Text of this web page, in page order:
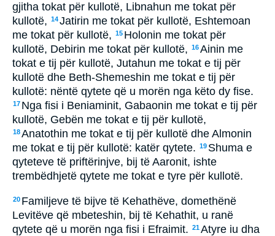
gjitha tokat për kullotë, Libnahun me tokat për
kullotë, 14Jatirin me tokat për kullotë, Eshtemoan
me tokat për kullotë, 15 Holonin me tokat për
kullotë, Debirin me tokat për kullotë, 16Ainin me
tokat e tij për kullotë, Jutahun me tokat e tij për
kullotë dhe Beth-Shemeshin me tokat e tij për
kullotë: nëntë qytete që u morën nga këto dy fise.
17 Nga fisi i Beniaminit, Gabaonin me tokat e tij për
kullotë, Gebën me tokat e tij për kullotë,
18Anatothin me tokat e tij për kullotë dhe Almonin
me tokat e tij për kullotë: katër qytete. 19 Shuma e
qyteteve të priftërinjve, bij të Aaronit, ishte
trembëdhjetë qytete me tokat e tyre për kullotë.
20 Familjeve të bijve të Kehathëve, domethënë
Levitëve që mbeteshin, bij të Kehathit, u ranë
qytete që u morën nga fisi i Efraimit. 21Atyre iu dha